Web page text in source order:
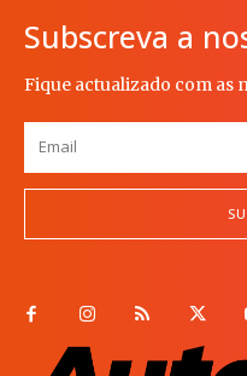
Subscreva a
Fique actualizado com as